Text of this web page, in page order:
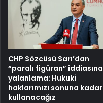
CHP Sözcüsü Sarı’dan
“paralı figüran” iddiasına
yalanlama: Hukuki
haklarımızı sonuna kadar
kullanacağız